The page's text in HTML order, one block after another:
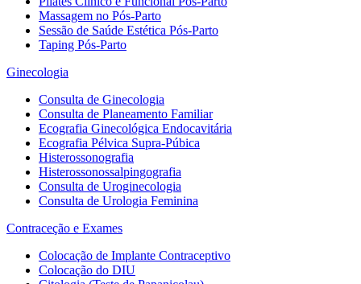
Massagem no Pós-Parto
Sessão de Saúde Estética Pós-Parto
Taping Pós-Parto
Ginecologia
Consulta de Ginecologia
Consulta de Planeamento Familiar
Ecografia Ginecológica Endocavitária
Ecografia Pélvica Supra-Púbica
Histerossonografia
Histerossonossalpingografia
Consulta de Uroginecologia
Consulta de Urologia Feminina
Contraceção e Exames
Colocação de Implante Contraceptivo
Colocação do DIU